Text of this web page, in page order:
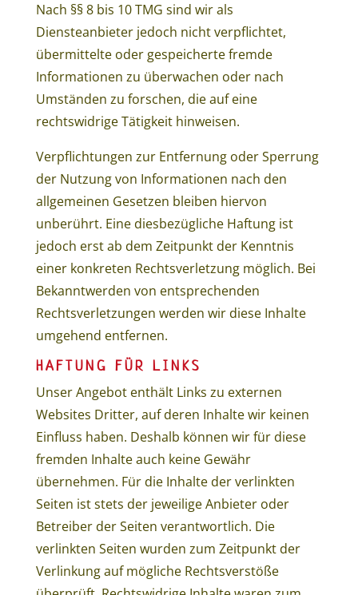
Nach §§ 8 bis 10 TMG sind wir als
Diensteanbieter jedoch nicht verpflichtet,
übermittelte oder gespeicherte fremde
Informationen zu überwachen oder nach
Umständen zu forschen, die auf eine
rechtswidrige Tätigkeit hinweisen.
Verpflichtungen zur Entfernung oder Sperrung
der Nutzung von Informationen nach den
allgemeinen Gesetzen bleiben hiervon
unberührt. Eine diesbezügliche Haftung ist
jedoch erst ab dem Zeitpunkt der Kenntnis
einer konkreten Rechtsverletzung möglich. Bei
Bekanntwerden von entsprechenden
Rechtsverletzungen werden wir diese Inhalte
umgehend entfernen.
HAFTUNG FÜR LINKS
Unser Angebot enthält Links zu externen
Websites Dritter, auf deren Inhalte wir keinen
Einfluss haben. Deshalb können wir für diese
fremden Inhalte auch keine Gewähr
übernehmen. Für die Inhalte der verlinkten
Seiten ist stets der jeweilige Anbieter oder
Betreiber der Seiten verantwortlich. Die
verlinkten Seiten wurden zum Zeitpunkt der
Verlinkung auf mögliche Rechtsverstöße